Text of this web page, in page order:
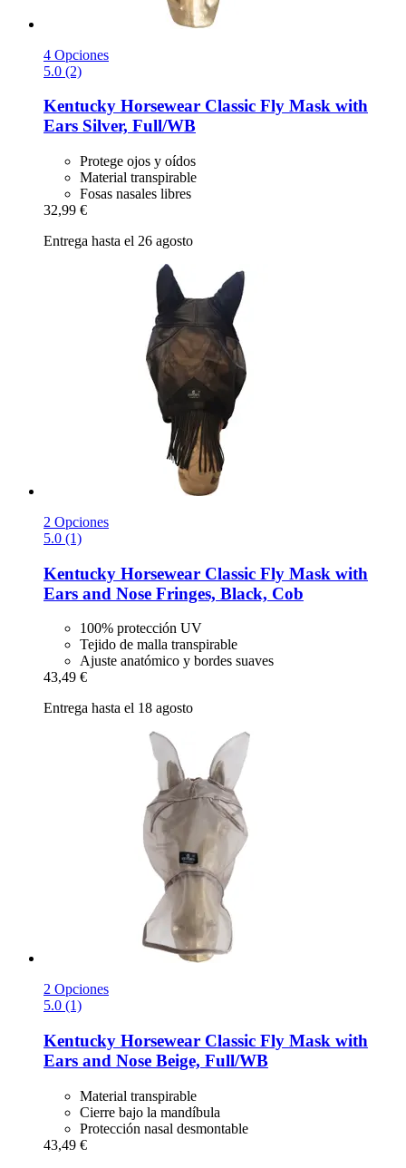
4 Opciones
5.0 (2)
Kentucky Horsewear Classic Fly Mask with
Ears Silver, Full/WB
Protege ojos y oídos
Material transpirable
Fosas nasales libres
32,99 €
Entrega hasta el 26 agosto
2 Opciones
5.0 (1)
Kentucky Horsewear Classic Fly Mask with
Ears and Nose Fringes, Black, Cob
100% protección UV
Tejido de malla transpirable
Ajuste anatómico y bordes suaves
43,49 €
Entrega hasta el 18 agosto
2 Opciones
5.0 (1)
Kentucky Horsewear Classic Fly Mask with
Ears and Nose Beige, Full/WB
Material transpirable
Cierre bajo la mandíbula
Protección nasal desmontable
43,49 €